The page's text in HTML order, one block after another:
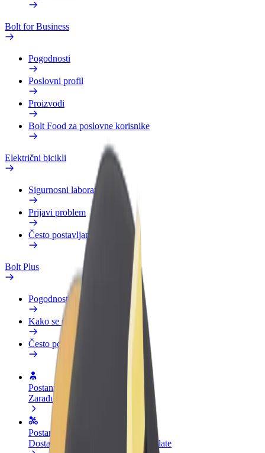
Bolt for Business
Pogodnosti
Poslovni profil
Proizvodi
Bolt Food za poslovne korisnike
Električni bicikli
Sigurnosni laboratorij
Prijavi problem
Često postavljana pitanja
Bolt Plus
Pogodnosti
Kako se pridružiti
Često postavljana pitanja
Postani vozač
Zarađuj po vlastitim uvjetima
Postani dostavljač
Dostavljaj hranu i primaj tjedne isplate